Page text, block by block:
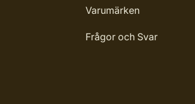
Varumärken
Frågor och Svar